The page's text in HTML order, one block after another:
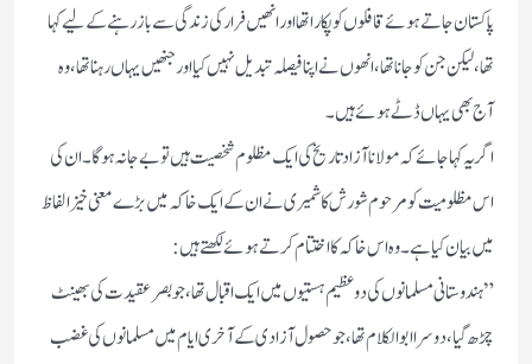
پاکستان جاتے ہوئے قافلوں کو پکارا تھا اور انھیں فرار کی زندگی سے باز رہنے کے لیے کہا
تھا، لیکن جن کو جانا تھا، انھوں نے اپنا فیصلہ تبدیل نہیں کیا اور جنھیں یہاں رہنا تھا، وہ
آج بھی یہاں ڈٹے ہوئے ہیں۔
اگر یہ کہا جائے کہ مولانا آزاد تاریخ کی ایک مظلوم شخصیت ہیں تو بے جا نہ ہوگا۔ان کی
اس مظلومیت کو مرحوم شورش کاشمیری نے ان کے ایک خاکہ میں بڑے معنی خیز الفاظ
میں بیان کیا ہے۔ وہ اس خاکہ کا اختتام کرتے ہوئے لکھتے ہیں:
”ہندوستانی مسلمانوں کی دوعظیم ہستیوں میں ایک اقبال تھا، جو بصر عقیدت کی بھینٹ
چڑھ گیا، دوسرا ابوالکلام تھا، جو حصول آزادی کے آخری ایام میں مسلمانوں کی غضب